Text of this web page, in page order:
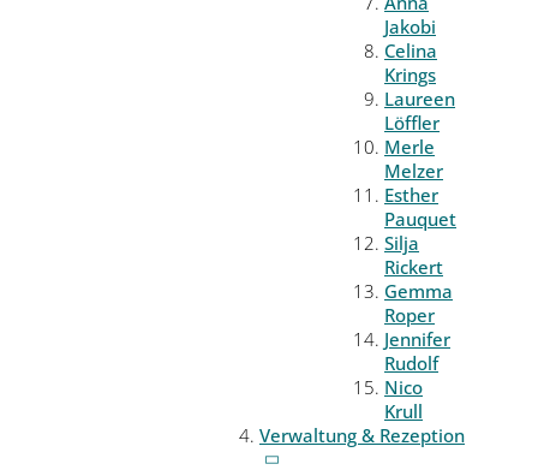
Jakobi
Celina
Krings
Laureen
Löffler
Merle
Melzer
Esther
Pauquet
Silja
Rickert
Gemma
Roper
Jennifer
Rudolf
Nico
Krull
Verwaltung & Rezeption